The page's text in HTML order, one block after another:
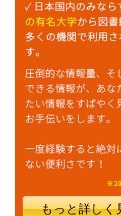
もっと詳しく